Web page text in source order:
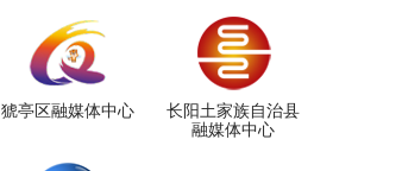
猇亭区融媒体中心
长阳土家族自治县
融媒体中心